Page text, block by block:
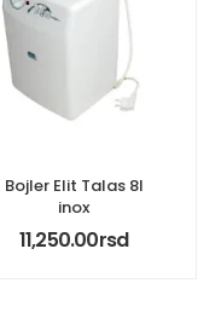
Bojler Elit Talas 8l
inox
11,250.00rsd